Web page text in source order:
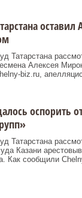
Татарстана
Алексея
biz.ru,
оспорить
Татарстана
Казани
Как сообщили